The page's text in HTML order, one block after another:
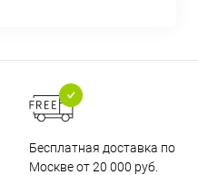
Бесплатная доставка по
Москве от 20 000 руб.